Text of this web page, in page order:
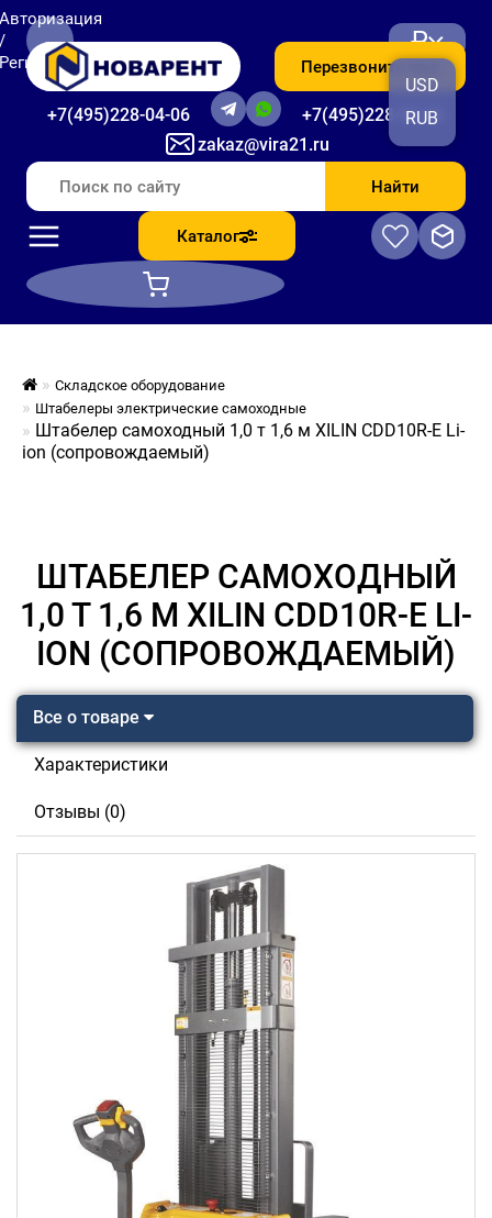
zakaz@vira21.ru
+7(495)228-04-06 +7(495)228-06-56
Перезвоните мне
₽
USD
RUB
Найти
Каталог
Складское оборудование
Штабелеры электрические самоходные
Штабелер самоходный 1,0 т 1,6 м XILIN CDD10R-E Li-
ion (сопровождаемый)
ШТАБЕЛЕР САМОХОДНЫЙ
1,0 Т 1,6 М XILIN CDD10R-E LI-
ION (СОПРОВОЖДАЕМЫЙ)
Все о товаре
Характеристики
Отзывы (0)